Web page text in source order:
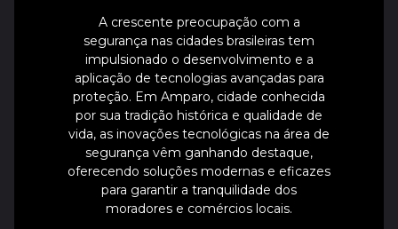
A crescente preocupação com a
segurança nas cidades brasileiras tem
impulsionado o desenvolvimento e a
aplicação de tecnologias avançadas para
proteção. Em Amparo, cidade conhecida
por sua tradição histórica e qualidade de
vida, as inovações tecnológicas na área de
segurança vêm ganhando destaque,
oferecendo soluções modernas e eficazes
para garantir a tranquilidade dos
moradores e comércios locais.